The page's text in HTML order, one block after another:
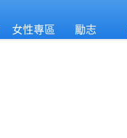
女性專區 勵志